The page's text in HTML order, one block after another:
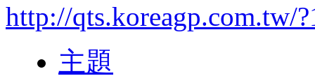
http://qts.koreagp.com.tw/
主題